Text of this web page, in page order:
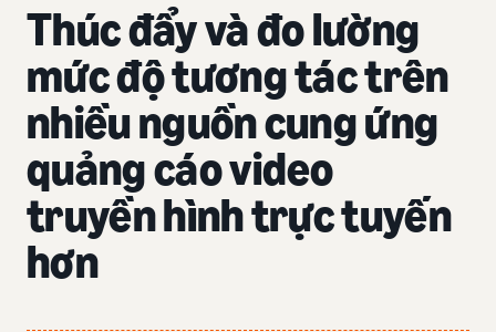
Thúc đẩy và đo lường
mức độ tương tác trên
nhiều nguồn cung ứng
quảng cáo video
truyền hình trực tuyến
hơn